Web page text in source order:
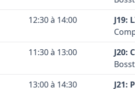
Voir
Par
Voir
Le
par
12:30 à 14:00
J19:
11:30 à 13:00
J20:
13:00 à 14:30
J21: